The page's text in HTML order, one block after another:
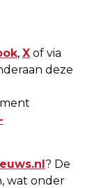
, X of via
deze
? De
wat onder